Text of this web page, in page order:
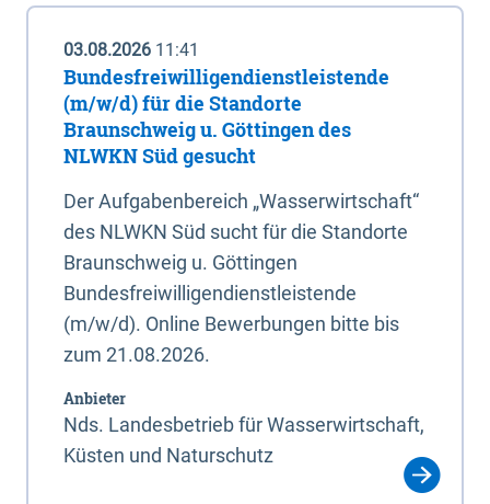
03.08.2026 11:41
Bundesfreiwilligendienstleistende
(m/w/d) für die Standorte
Braunschweig u. Göttingen des
NLWKN Süd gesucht
Der Aufgabenbereich „Wasserwirtschaft“
des NLWKN Süd sucht für die Standorte
Braunschweig u. Göttingen
Bundesfreiwilligendienstleistende
(m/w/d). Online Bewerbungen bitte bis
zum 21.08.2026.
Anbieter
Nds. Landesbetrieb für Wasserwirtschaft,
Küsten und Naturschutz